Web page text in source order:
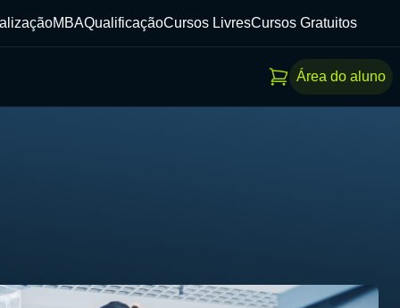
MBAQualificaçãoCursos LivresCursos Gratuitos
Área do aluno